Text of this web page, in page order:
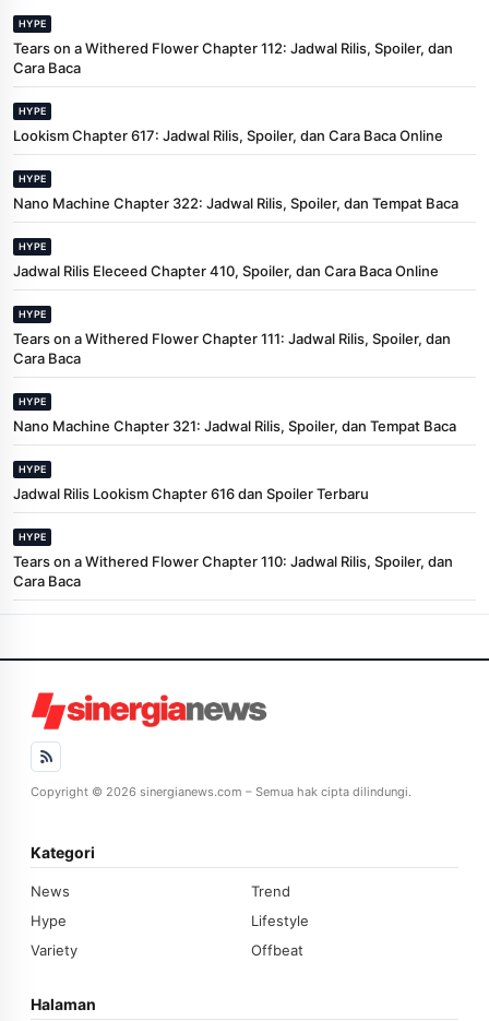
HYPE
Tears on a Withered Flower Chapter 112: Jadwal Rilis, Spoiler, dan
Cara Baca
HYPE
Lookism Chapter 617: Jadwal Rilis, Spoiler, dan Cara Baca Online
HYPE
Nano Machine Chapter 322: Jadwal Rilis, Spoiler, dan Tempat Baca
HYPE
Jadwal Rilis Eleceed Chapter 410, Spoiler, dan Cara Baca Online
HYPE
Tears on a Withered Flower Chapter 111: Jadwal Rilis, Spoiler, dan
Cara Baca
HYPE
Nano Machine Chapter 321: Jadwal Rilis, Spoiler, dan Tempat Baca
HYPE
Jadwal Rilis Lookism Chapter 616 dan Spoiler Terbaru
HYPE
Tears on a Withered Flower Chapter 110: Jadwal Rilis, Spoiler, dan
Cara Baca
Copyright © 2026 sinergianews.com – Semua hak cipta dilindungi.
Kategori
News
Trend
Hype
Lifestyle
Variety
Offbeat
Halaman